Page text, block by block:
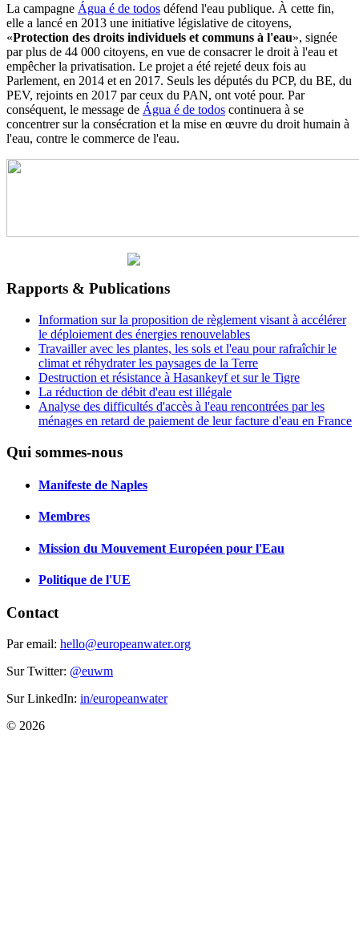
La campagne Água é de todos défend l'eau publique. À cette fin,
elle a lancé en 2013 une initiative législative de citoyens,
«Protection des droits individuels et communs à l'eau», signée
par plus de 44 000 citoyens, en vue de consacrer le droit à l'eau et
empêcher la privatisation. Le projet a été rejeté deux fois au
Parlement, en 2014 et en 2017. Seuls les députés du PCP, du BE, du
PEV, rejoints en 2017 par ceux du PAN, ont voté pour. Par
conséquent, le message de Água é de todos continuera à se
concentrer sur la consécration et la mise en œuvre du droit humain à
l'eau, contre le commerce de l'eau.
Rapports & Publications
Information sur la proposition de règlement visant à accélérer
le déploiement des énergies renouvelables
Travailler avec les plantes, les sols et l'eau pour rafraîchir le
climat et réhydrater les paysages de la Terre
Destruction et résistance à Hasankeyf et sur le Tigre
La réduction de débit d'eau est illégale
Analyse des difficultés d'accès à l'eau rencontrées par les
ménages en retard de paiement de leur facture d'eau en France
Qui sommes-nous
Manifeste de Naples
Membres
Mission du Mouvement Européen pour l'Eau
Politique de l'UE
Contact
Par email: hello@europeanwater.org
Sur Twitter: @euwm
Sur LinkedIn: in/europeanwater
© 2026